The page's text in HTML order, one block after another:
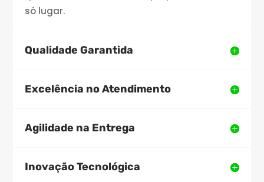
só lugar.
Qualidade Garantida
Excelência no Atendimento
Agilidade na Entrega
Inovação Tecnológica